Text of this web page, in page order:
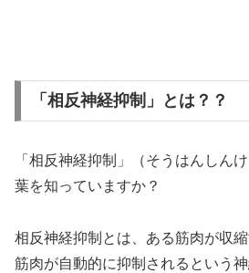
「相反神経抑制」とは？？
「相反神経抑制」（そうはんしん
葉を知っていますか？
相反神経抑制とは、ある筋肉が収
筋肉が自動的に抑制されるという